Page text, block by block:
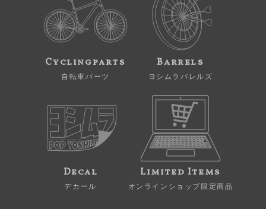
Cyclingparts
自転車パーツ
Barrels
ヨシムラバレルズ
Decal
デカール
Limited Items
オンラインショップ限定商品